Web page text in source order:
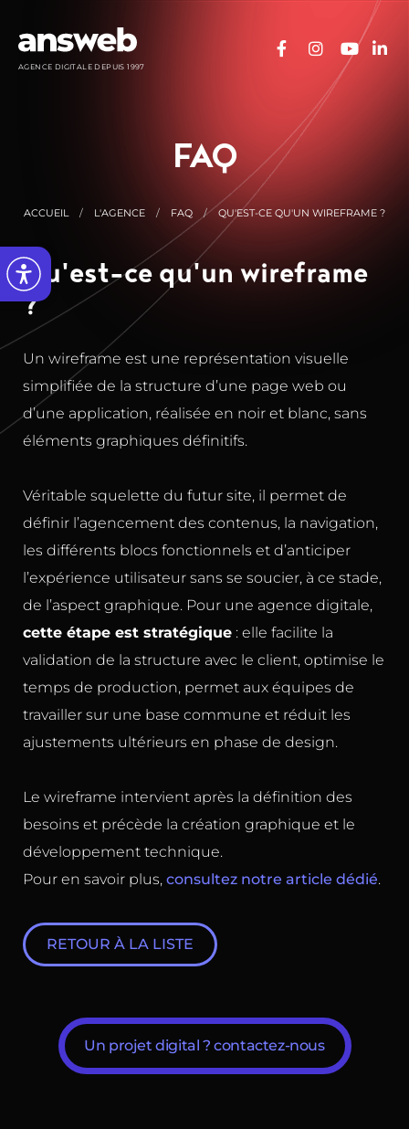
AGENCE DIGITALE DEPUIS 1997
FAQ
ACCUEIL L'AGENCE FAQ QU'EST-CE QU'UN WIREFRAME ?
Qu'est-ce qu'un wireframe
?
Un wireframe est une représentation visuelle
simplifiée de la structure d’une page web ou
d’une application, réalisée en noir et blanc, sans
éléments graphiques définitifs.
Véritable squelette du futur site, il permet de
définir l’agencement des contenus, la navigation,
les différents blocs fonctionnels et d’anticiper
l’expérience utilisateur sans se soucier, à ce stade,
de l’aspect graphique. Pour une agence digitale,
cette étape est stratégique : elle facilite la
validation de la structure avec le client, optimise le
temps de production, permet aux équipes de
travailler sur une base commune et réduit les
ajustements ultérieurs en phase de design.
Le wireframe intervient après la définition des
besoins et précède la création graphique et le
développement technique.
Pour en savoir plus, consultez notre article dédié.
RETOUR À LA LISTE
Un projet digital ? contactez-nous